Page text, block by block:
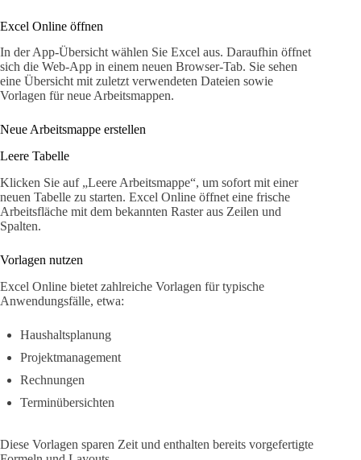
Excel Online öffnen
In der App-Übersicht wählen Sie Excel aus. Daraufhin öffnet
sich die Web-App in einem neuen Browser-Tab. Sie sehen
eine Übersicht mit zuletzt verwendeten Dateien sowie
Vorlagen für neue Arbeitsmappen.
Neue Arbeitsmappe erstellen
Leere Tabelle
Klicken Sie auf „Leere Arbeitsmappe“, um sofort mit einer
neuen Tabelle zu starten. Excel Online öffnet eine frische
Arbeitsfläche mit dem bekannten Raster aus Zeilen und
Spalten.
Vorlagen nutzen
Excel Online bietet zahlreiche Vorlagen für typische
Anwendungsfälle, etwa:
Haushaltsplanung
Projektmanagement
Rechnungen
Terminübersichten
Diese Vorlagen sparen Zeit und enthalten bereits vorgefertigte